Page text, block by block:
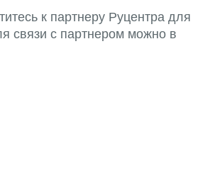
к партнеру Руцентра для
связи с партнером можно в